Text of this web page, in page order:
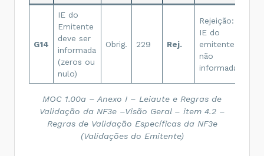
G14
IE do
Emitente
deve ser
informada
(zeros ou
nulo)
Obrig. 229 Rej.
Rejeição:
IE do
emitente
não
informada
MOC 1.00a – Anexo I – Leiaute e Regras de
Validação da NF3e –Visão Geral – item 4.2 –
Regras de Validação Específicas da NF3e
(Validações do Emitente)